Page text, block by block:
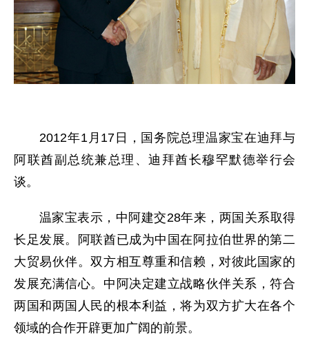
2012年1月17日，国务院总理温家宝在迪拜与
阿联酋副总统兼总理、迪拜酋长穆罕默德举行会
谈。
温家宝表示，中阿建交28年来，两国关系取得
长足发展。阿联酋已成为中国在阿拉伯世界的第二
大贸易伙伴。双方相互尊重和信赖，对彼此国家的
发展充满信心。中阿决定建立战略伙伴关系，符合
两国和两国人民的根本利益，将为双方扩大在各个
领域的合作开辟更加广阔的前景。